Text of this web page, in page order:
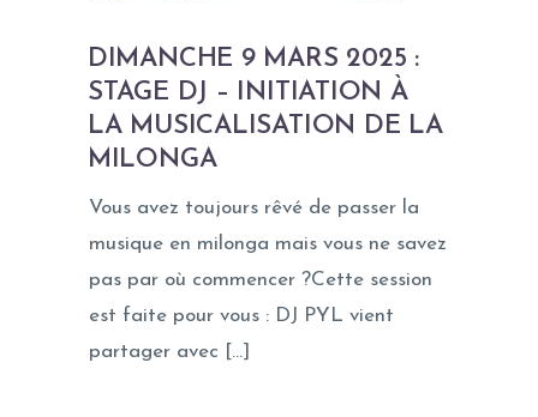
DIMANCHE 9 MARS 2025 :
STAGE DJ – INITIATION À
LA MUSICALISATION DE LA
MILONGA
Vous avez toujours rêvé de passer la
musique en milonga mais vous ne savez
pas par où commencer ?Cette session
est faite pour vous : DJ PYL vient
partager avec […]